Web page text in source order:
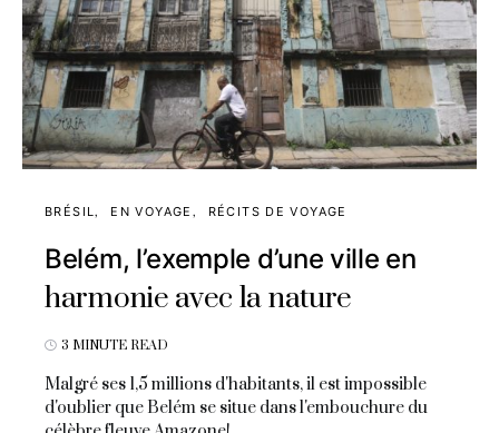
BRÉSIL EN VOYAGE RÉCITS DE VOYAGE
Belém, l’exemple d’une ville en
harmonie avec la nature
3 MINUTE READ
Malgré ses 1,5 millions d'habitants, il est impossible
d'oublier que Belém se situe dans l'embouchure du